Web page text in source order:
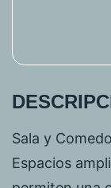
Sala y
Espacios